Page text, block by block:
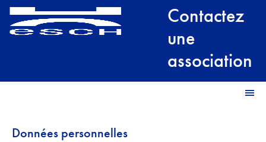
Contactez
une
association
Données personnelles